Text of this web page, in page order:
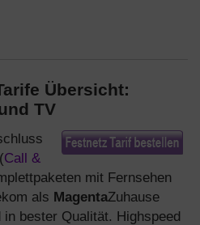
Übersicht:
TV
Call &
mit Fernsehen
als MagentaZuhause
bester Qualität. Highspeed